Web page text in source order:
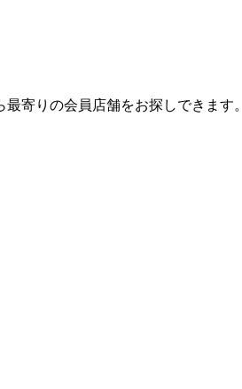
寄りの会員店舗をお探しできます。